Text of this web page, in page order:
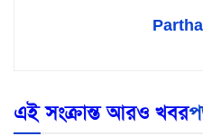
এই সংক্রান্ত আরও খবর